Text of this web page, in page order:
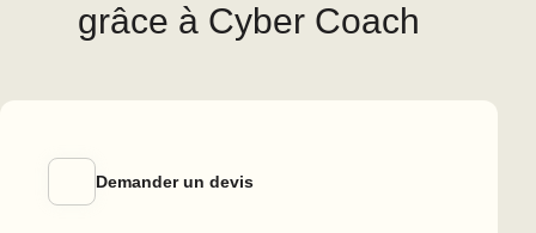
grâce à Cyber Coach
Demander un devis